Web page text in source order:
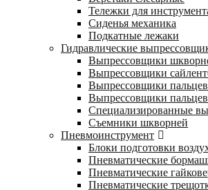
Тележки для
Сиденья механика
Подкатные лежаки
Гидравлические
Выпрессовщики
Выпрессовщики
Выпрессовщики
Выпрессовщики
Специализированные
Cъемники шкворней
Пневмоинструмент
Блоки подготовки
Пневматические
Пневматические
Пневматические